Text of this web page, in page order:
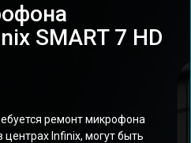
SMART 7 HD
ремонт микрофона
центрах Infinix, могут быть